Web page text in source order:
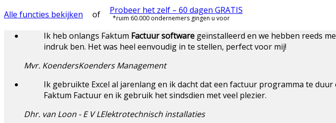
Alle functies bekijken of Probeer het zelf – 60 dagen GRATIS
*ruim 60.000 ondernemers gingen u voor
Ik heb onlangs Faktum Factuur software geïnstalleerd en we hebben reeds
indruk ben. Het was heel eenvoudig in te stellen, perfect voor mij!
Mvr. KoendersKoenders Management
Ik gebruikte Excel al jarenlang en ik dacht dat een factuur programma te
Faktum Factuur en ik gebruik het sindsdien met veel plezier.
Dhr. van Loon - E V LElektrotechnisch installaties